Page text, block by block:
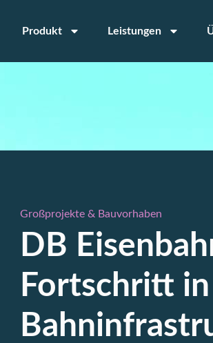
Produkt Leistungen
Großprojekte & Bauvorhaben
DB
Fortschritt